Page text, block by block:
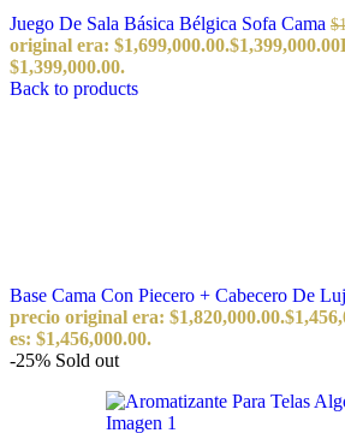
Juego De Sala Básica Bélgica Sofa Cama $
original era: $1,699,000.00.$1,399,000.00
$1,399,000.00.
Back to products
Base Cama Con Piecero + Cabecero De
precio original era: $1,820,000.00.$
es: $1,456,000.00.
-25% Sold out